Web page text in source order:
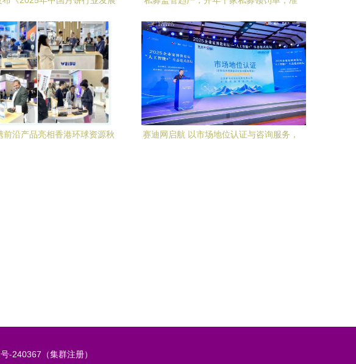
警示
前沿产品亮相香港环球资源秋
赛迪网启航 以市场地位认证与咨询服务，
-240367（集群注册）